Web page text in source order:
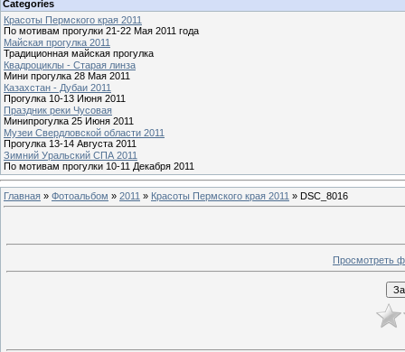
Categories
Красоты Пермского края 2011
По мотивам прогулки 21-22 Мая 2011 года
Майская прогулка 2011
Традиционная майская прогулка
Квадроциклы - Старая линза
Мини прогулка 28 Мая 2011
Казахстан - Дубаи 2011
Прогулка 10-13 Июня 2011
Праздник реки Чусовая
Минипрогулка 25 Июня 2011
Музеи Свердловской области 2011
Прогулка 13-14 Августа 2011
Зимний Уральский СПА 2011
По мотивам прогулки 10-11 Декабря 2011
Главная » Фотоальбом » 2011 » Красоты Пермского края 2011 » DSC_8016
Просмотреть